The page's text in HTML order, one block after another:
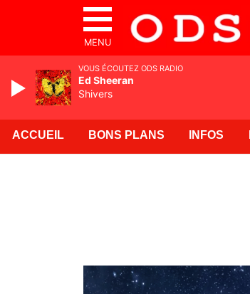
MENU
ACCUEIL BONS PLANS INFOS
VOUS ÉCOUTEZ ODS RADIO
Ed Sheeran
Shivers